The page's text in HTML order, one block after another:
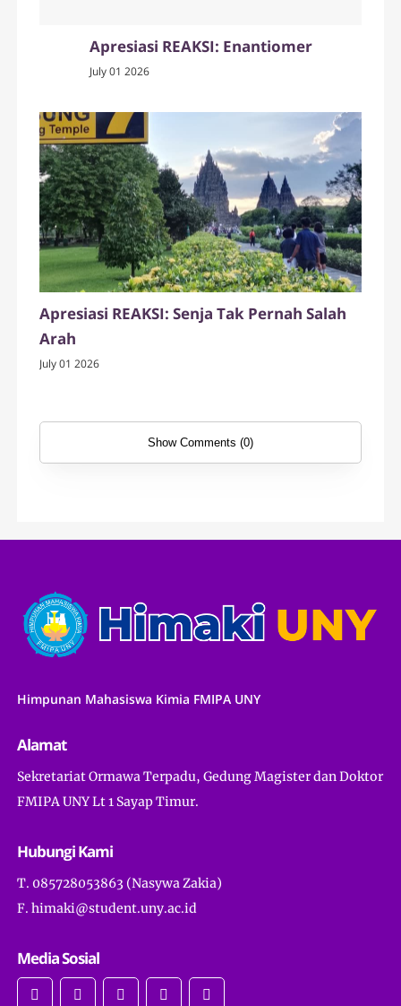
Apresiasi REAKSI: Enantiomer
July 01 2026
Apresiasi REAKSI: Senja Tak Pernah Salah
Arah
July 01 2026
Show Comments (0)
Himpunan Mahasiswa Kimia FMIPA UNY
Alamat
Sekretariat Ormawa Terpadu, Gedung Magister dan Doktor
FMIPA UNY Lt 1 Sayap Timur.
Hubungi Kami
T. 085728053863 (Nasywa Zakia)
F. himaki@student.uny.ac.id
Media Sosial